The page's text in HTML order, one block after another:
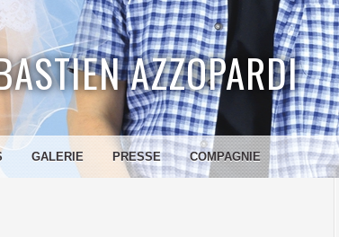
AZZOPARDI
GALERIE PRESSE COMPAGNIE